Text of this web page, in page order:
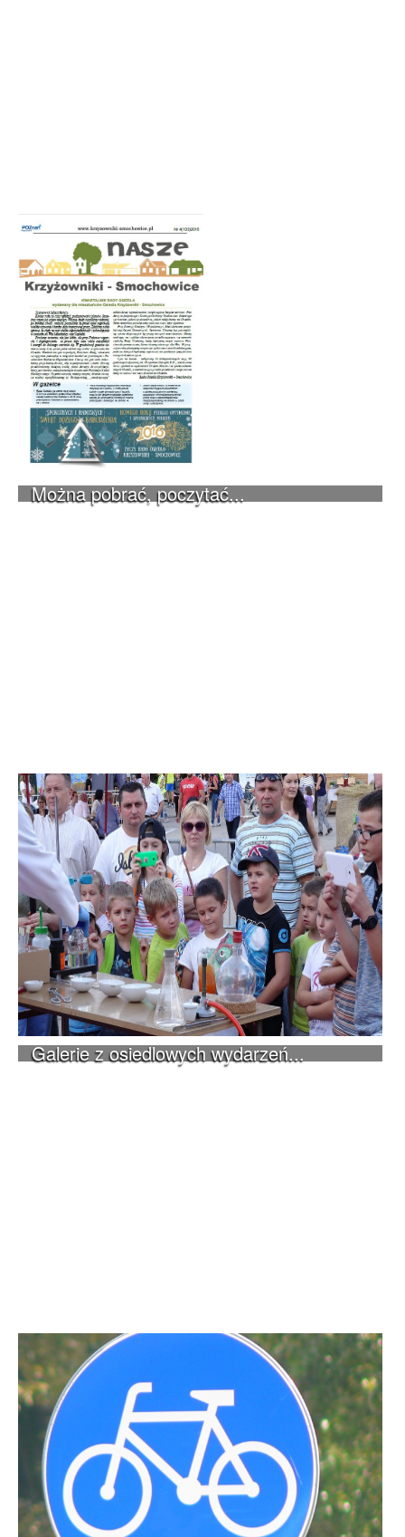
Można pobrać, poczytać...
Galerie z osiedlowych wydarzeń...